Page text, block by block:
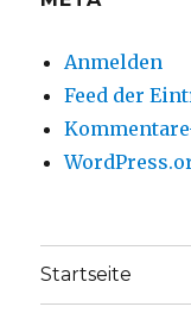
Anmelden
Feed der
Startseite